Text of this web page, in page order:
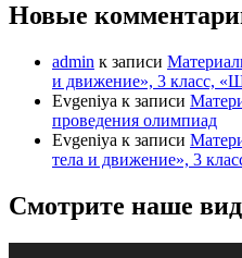
Новые
admin к записи
и движение», 3 класс,
Evgeniya к записи
проведения олимпиад
Evgeniya к записи
тела и движение», 3
Смотрите наше